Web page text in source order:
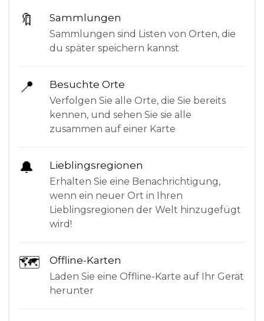
🔖 Sammlungen
Sammlungen sind Listen von Orten, die
du später speichern kannst
📍 Besuchte Orte
Verfolgen Sie alle Orte, die Sie bereits
kennen, und sehen Sie sie alle
zusammen auf einer Karte
🔔 Lieblingsregionen
Erhalten Sie eine Benachrichtigung,
wenn ein neuer Ort in Ihren
Lieblingsregionen der Welt hinzugefügt
wird!
🗺 Offline-Karten
Laden Sie eine Offline-Karte auf Ihr Gerät
herunter